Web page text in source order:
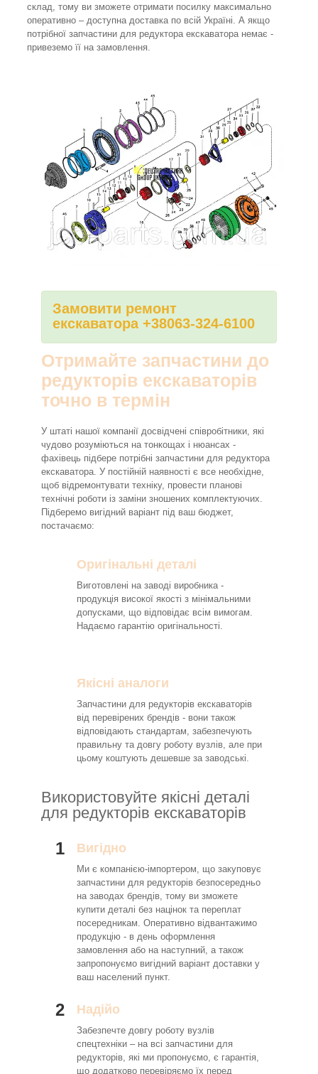
склад, тому ви зможете отримати посилку максимально
оперативно – доступна доставка по всій Україні. А якщо
потрібної запчастини для редуктора екскаватора немає -
привеземо її на замовлення.
Замовити ремонт
екскаватора +38063-324-6100
Отримайте запчастини до
редукторів екскаваторів
точно в термін
У штаті нашої компанії досвідчені співробітники, які
чудово розуміються на тонкощах і нюансах -
фахівець підбере потрібні запчастини для редуктора
екскаватора. У постійній наявності є все необхідне,
щоб відремонтувати техніку, провести планові
технічні роботи із заміни зношених комплектуючих.
Підберемо вигідний варіант під ваш бюджет,
постачаємо:
Оригінальні деталі
Виготовлені на заводі виробника -
продукція високої якості з мінімальними
допусками, що відповідає всім вимогам.
Надаємо гарантію оригінальності.
Якісні аналоги
Запчастини для редукторів екскаваторів
від перевірених брендів - вони також
відповідають стандартам, забезпечують
правильну та довгу роботу вузлів, але при
цьому коштують дешевше за заводські.
Використовуйте якісні деталі
для редукторів екскаваторів
1 Вигідно
Ми є компанією-імпортером, що закуповує
запчастини для редукторів безпосередньо
на заводах брендів, тому ви зможете
купити деталі без націнок та переплат
посередникам. Оперативно відвантажимо
продукцію - в день оформлення
замовлення або на наступний, а також
запропонуємо вигідний варіант доставки у
ваш населений пункт.
2 Надійо
Забезпечте довгу роботу вузлів
спецтехніки – на всі запчастини для
редукторів, які ми пропонуємо, є гарантія,
що додатково перевіряємо їх перед